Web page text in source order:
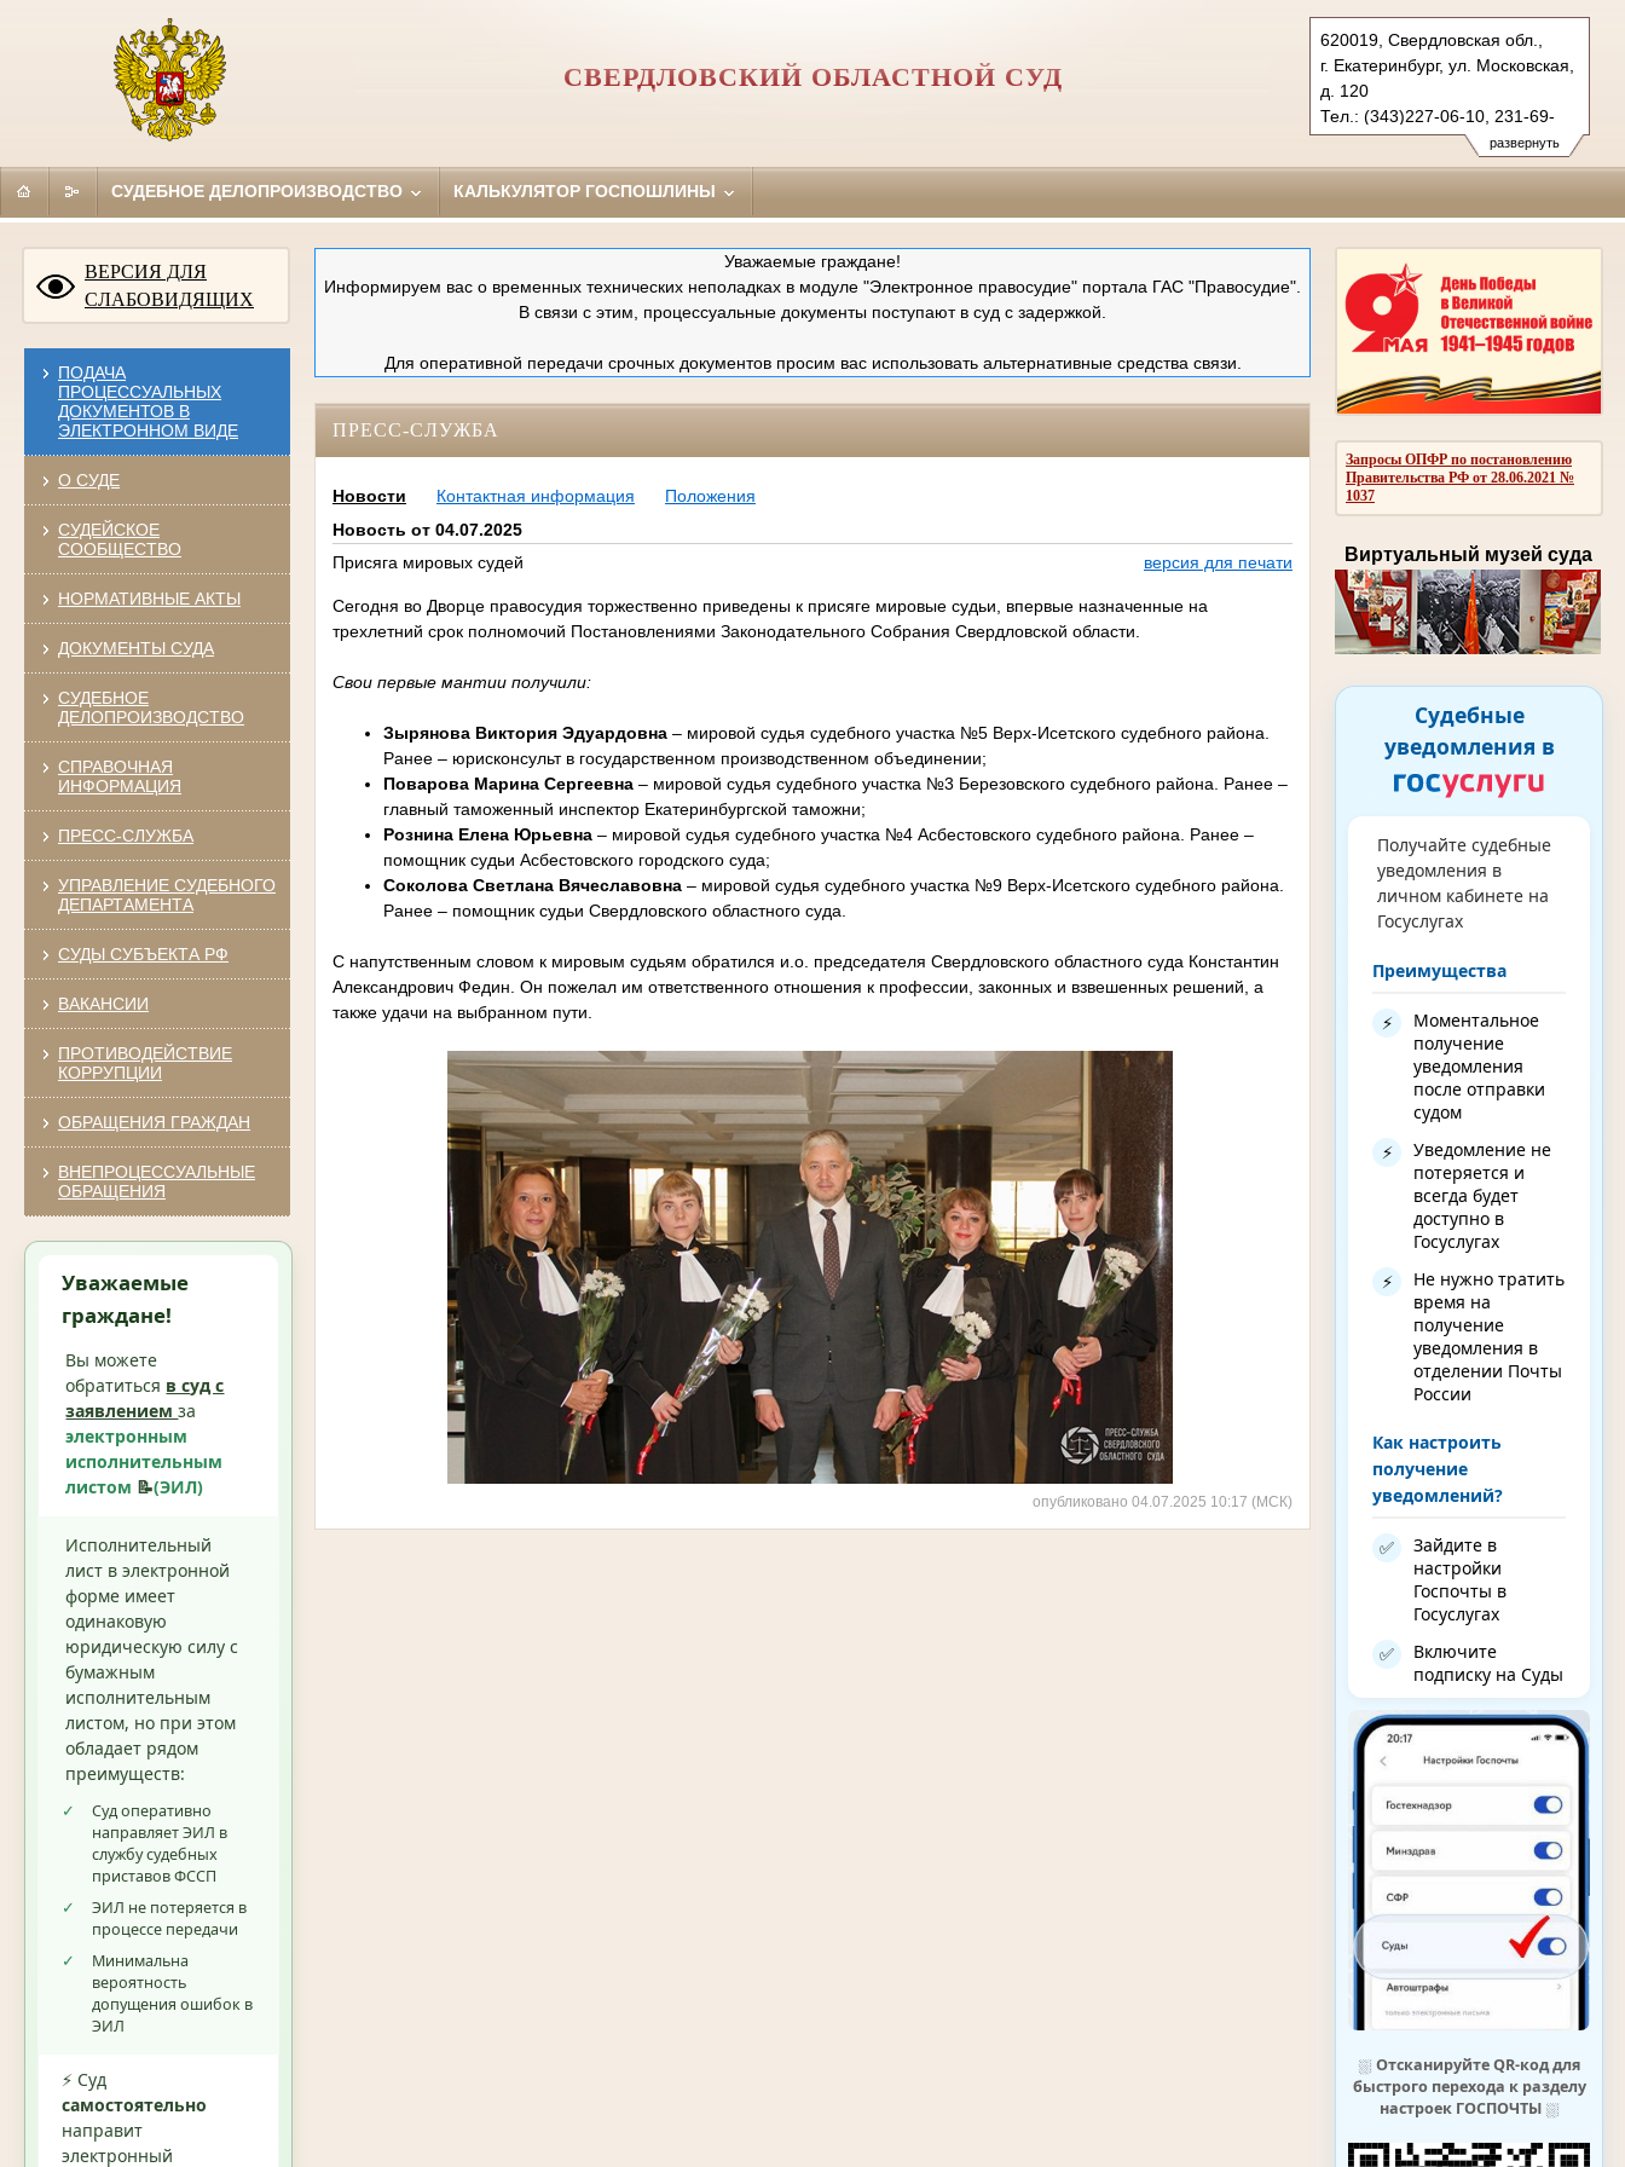
развернуть
620019, Свердловская обл.,
г. Екатеринбург, ул. Московская,
д. 120
Тел.: (343)227-06-10, 231-69-
89 (ф)
mail@ekboblsud.ru
СВЕРДЛОВСКИЙ ОБЛАСТНОЙ СУД
СУДЕБНОЕ ДЕЛОПРОИЗВОДСТВО КАЛЬКУЛЯТОР ГОСПОШЛИНЫ
ВЕРСИЯ ДЛЯ
СЛАБОВИДЯЩИХ
ПОДАЧА
ПРОЦЕССУАЛЬНЫХ
ДОКУМЕНТОВ В
ЭЛЕКТРОННОМ ВИДЕ
О СУДЕ
СУДЕЙСКОЕ
СООБЩЕСТВО
НОРМАТИВНЫЕ АКТЫ
ДОКУМЕНТЫ СУДА
СУДЕБНОЕ
ДЕЛОПРОИЗВОДСТВО
СПРАВОЧНАЯ
ИНФОРМАЦИЯ
ПРЕСС-СЛУЖБА
УПРАВЛЕНИЕ СУДЕБНОГО
ДЕПАРТАМЕНТА
СУДЫ СУБЪЕКТА РФ
ВАКАНСИИ
ПРОТИВОДЕЙСТВИЕ
КОРРУПЦИИ
ОБРАЩЕНИЯ ГРАЖДАН
ВНЕПРОЦЕССУАЛЬНЫЕ
ОБРАЩЕНИЯ
Уважаемые
граждане!
Вы можете
обратиться в суд с
заявлениемза
электронным
исполнительным
листом 📝(ЭИЛ)
Исполнительный
лист в электронной
форме имеет
одинаковую
юридическую силу с
бумажным
исполнительным
листом, но при этом
обладает рядом
преимуществ:
✓
Суд оперативно
направляет ЭИЛ в
службу судебных
приставов ФССП
✓
ЭИЛ не потеряется в
процессе передачи
✓
Минимальна
вероятность
допущения ошибок в
ЭИЛ
⚡ Суд
самостоятельно
направит
электронный
Запросы ОПФР по постановлению
Правительства РФ от 28.06.2021 №
1037
Виртуальный музей суда
Судебные
уведомления в
Получайте судебные
уведомления в
личном кабинете на
Госуслугах
Преимущества
⚡
Моментальное
получение
уведомления
после отправки
судом
⚡
Уведомление не
потеряется и
всегда будет
доступно в
Госуслугах
⚡
Не нужно тратить
время на
получение
уведомления в
отделении Почты
России
Как настроить
получение
уведомлений?
✅
Зайдите в
настройки
Госпочты в
Госуслугах
✅
Включите
подписку на Суды
⛆ Отсканируйте QR-код для
быстрого перехода к разделу
настроек ГОСПОЧТЫ⛆
Уважаемые граждане!
Информируем вас о временных технических неполадках в модуле "Электронное правосудие" портала ГАС "Правосудие".
В связи с этим, процессуальные документы поступают в суд с задержкой.
Для оперативной передачи срочных документов просим вас использовать альтернативные средства связи.
ПРЕСС-СЛУЖБА
Новости Контактная информация
Положения
Новость от 04.07.2025
Присяга мировых судей
версия для печати
Сегодня во Дворце правосудия торжественно приведены к присяге мировые судьи, впервые назначенные на
трехлетний срок полномочий Постановлениями Законодательного Собрания Свердловской области.
Свои первые мантии получили:
Зырянова Виктория Эдуардовна– мировой судья судебного участка №5 Верх-Исетского судебного района.
Ранее – юрисконсульт в государственном производственном объединении;
Поварова Марина Сергеевна– мировой судья судебного участка №3 Березовского судебного района. Ранее –
главный таможенный инспектор Екатеринбургской таможни;
Рознина Елена Юрьевна– мировой судья судебного участка №4 Асбестовского судебного района. Ранее –
помощник судьи Асбестовского городского суда;
Соколова Светлана Вячеславовна– мировой судья судебного участка №9 Верх-Исетского судебного района.
Ранее – помощник судьи Свердловского областного суда.
С напутственным словом к мировым судьям обратился и.о. председателя Свердловского областного суда Константин
Александрович Федин. Он пожелал им ответственного отношения к профессии, законных и взвешенных решений, а
также удачи на выбранном пути.
опубликовано 04.07.2025 10:17 (МСК)